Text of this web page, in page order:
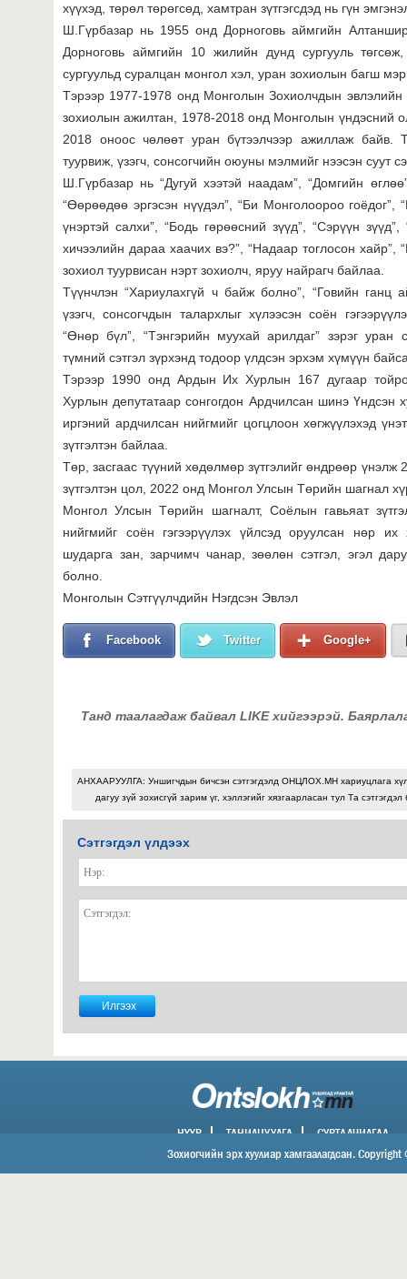
хүүхэд, төрөл төрөгсөд, хамтран зүтгэгсдэд нь гүн
Ш.Гүрбазар нь 1955 онд Дорноговь аймгийн
Дорноговь аймгийн 10 жилийн дунд сургууль
сургуульд суралцан монгол хэл, уран зохиолын багш
Тэрээр 1977-1978 онд Монголын Зохиолчдын эвлэлийн
зохиолын ажилтан, 1978-2018 онд Монголын үндэсний
2018 оноос чөлөөт уран бүтээлчээр ажиллаж байв.
туурвиж, үзэгч, сонсогчийн оюуны мэлмийг нээсэн суут
Ш.Гүрбазар нь “Дугуй хээтэй наадам”, “Домгийн
“Өөрөөдөө эргэсэн нүүдэл”, “Би Монголоороо
үнэртэй салхи”, “Бодь гөрөөсний зүүд”, “Сэрүүн
хичээлийн дараа хаачих вэ?”, “Надаар тоглосон хайр”,
зохиол туурвисан нэрт зохиолч, яруу найрагч байлаа.
Түүнчлэн “Хариулахгүй ч байж болно”, “Говийн ганц
үзэгч, сонсогчдын талархлыг хүлээсэн соён
“Өнөр бүл”, “Тэнгэрийн муухай арилдаг” зэрэг уран
түмний сэтгэл зүрхэнд тодоор үлдсэн эрхэм хүмүүн
Тэрээр 1990 онд Ардын Их Хурлын 167 дугаар
Хурлын депутатаар сонгогдон Ардчилсан шинэ Үндсэн
иргэний ардчилсан нийгмийг цогцлоон хөгжүүлэхэд
зүтгэлтэн байлаа.
Төр, засгаас түүний хөдөлмөр зүтгэлийг өндрөөр
зүтгэлтэн цол, 2022 онд Монгол Улсын Төрийн шагнал
Монгол Улсын Төрийн шагналт, Соёлын гавьяат
нийгмийг соён гэгээрүүлэх үйлсэд оруулсан нөр
шударга зан, зарчимч чанар, зөөлөн сэтгэл, эгэл
болно.
Монголын Сэтгүүлчдийн Нэгдсэн Эвлэл
Facebook Twitter Google+
Танд таалагдаж байвал LIKE хийгээрэй.
АНХААРУУЛГА: Уншигчдын бичсэн сэтгэгдэлд ОНЦЛОХ.МН хариуцлага
дагуу зүй зохисгүй зарим үг, хэллэгийг хязгаарласан тул Та
Сэтгэгдэл үлдээх
НҮҮР ТАНИЛЦУУЛГА СУРТАЛЧИЛГАА
ХОЛБОО БАРИХ
Зохиогчийн эрх хуулиар хамгаалагдсан.